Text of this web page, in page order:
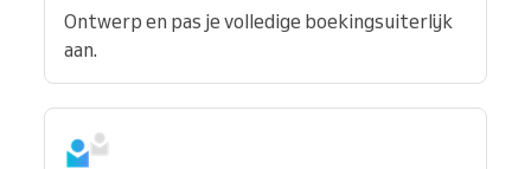
Ontwerp en pas je volledige boekingsuiterlijk
aan.